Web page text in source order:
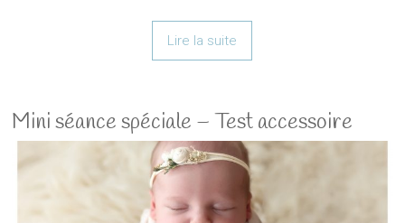
Lire la suite
Mini séance spéciale – Test accessoire